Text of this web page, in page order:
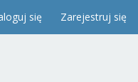
się Zarejestruj się